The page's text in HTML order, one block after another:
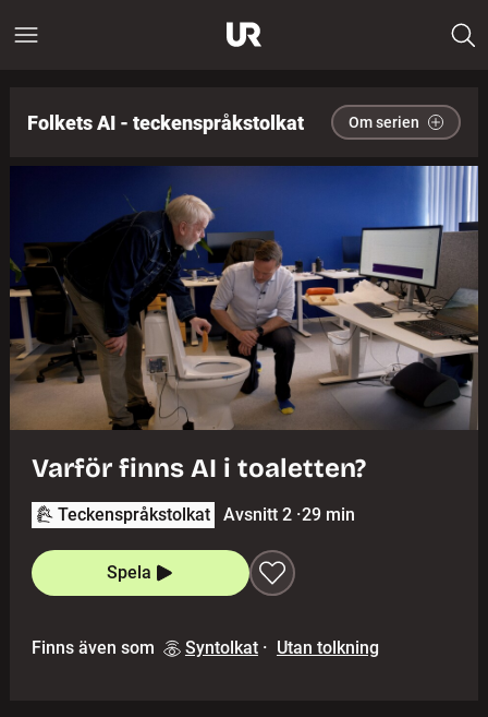
Folkets AI - teckenspråkstolkat Om serien
Varför finns AI i toaletten?
Teckenspråkstolkat Avsnitt 2 ·29 min
Spela
Finns även som Syntolkat · Utan tolkning